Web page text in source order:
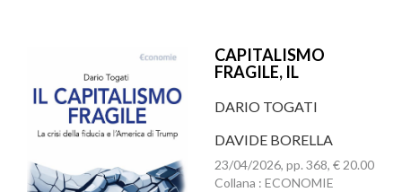
CAPITALISMO
FRAGILE, IL
DARIO TOGATI
DAVIDE BORELLA
23/04/2026, pp. 368, € 20.00
Collana : ECONOMIE